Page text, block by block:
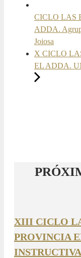
CICLO LAS
ADDA.
Joiosa
X CICLO
EL ADDA.
XIII CICLO
PROVINCIA